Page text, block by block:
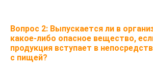
Вопрос 2: Выпускается ли в
какое-либо опасное вещество,
продукция вступает в
с пищей?